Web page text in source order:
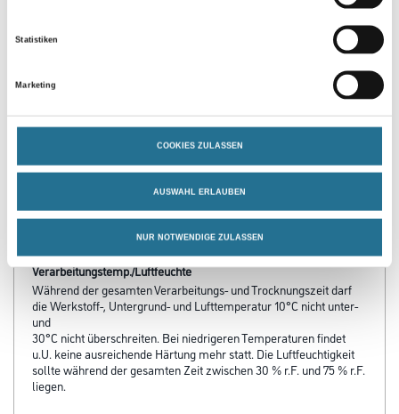
Statistiken
Marketing
COOKIES ZULASSEN
AUSWAHL ERLAUBEN
NUR NOTWENDIGE ZULASSEN
PRODUKTEIGENSCHAFTEN
Produkteigenschaft
- Beständig gegen Wasser und viele Chemikalien
- Beständig gegen Temperaturen von -30° C bis + 140° C trockene
Wärme, feuchte Wärme bis +40° C
Verarbeitungstemp./Luftfeuchte
Während der gesamten Verarbeitungs- und Trocknungszeit darf
die Werkstoff-, Untergrund- und Lufttemperatur 10°C nicht unter-
und
30°C nicht überschreiten. Bei niedrigeren Temperaturen findet
u.U. keine ausreichende Härtung mehr statt. Die Luftfeuchtigkeit
sollte während der gesamten Zeit zwischen 30 % r.F. und 75 % r.F.
liegen.